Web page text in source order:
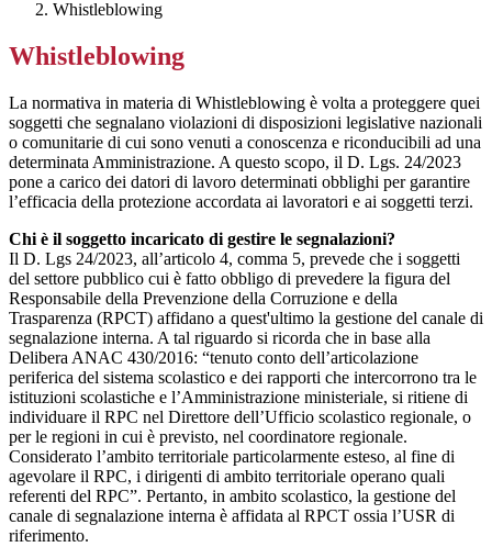
Whistleblowing
Whistleblowing
La normativa in materia di Whistleblowing è volta a proteggere quei
soggetti che segnalano violazioni di disposizioni legislative nazionali
o comunitarie di cui sono venuti a conoscenza e riconducibili ad una
determinata Amministrazione. A questo scopo, il D. Lgs. 24/2023
pone a carico dei datori di lavoro determinati obblighi per garantire
l’efficacia della protezione accordata ai lavoratori e ai soggetti terzi.
Chi è il soggetto incaricato di gestire le segnalazioni?
Il D. Lgs 24/2023, all’articolo 4, comma 5, prevede che i soggetti
del settore pubblico cui è fatto obbligo di prevedere la figura del
Responsabile della Prevenzione della Corruzione e della
Trasparenza (RPCT) affidano a quest'ultimo la gestione del canale di
segnalazione interna. A tal riguardo si ricorda che in base alla
Delibera ANAC 430/2016: “tenuto conto dell’articolazione
periferica del sistema scolastico e dei rapporti che intercorrono tra le
istituzioni scolastiche e l’Amministrazione ministeriale, si ritiene di
individuare il RPC nel Direttore dell’Ufficio scolastico regionale, o
per le regioni in cui è previsto, nel coordinatore regionale.
Considerato l’ambito territoriale particolarmente esteso, al fine di
agevolare il RPC, i dirigenti di ambito territoriale operano quali
referenti del RPC”. Pertanto, in ambito scolastico, la gestione del
canale di segnalazione interna è affidata al RPCT ossia l’USR di
riferimento.